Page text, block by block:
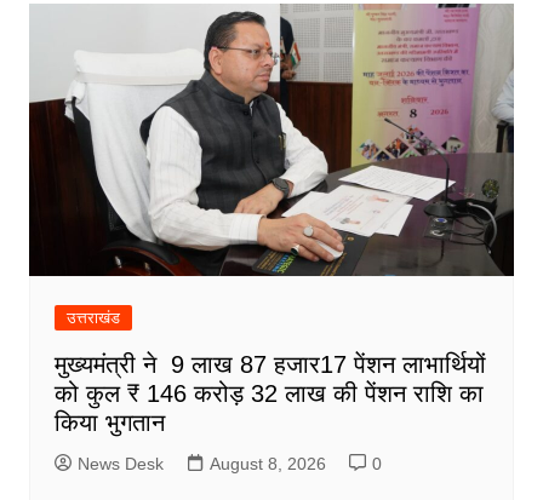
उत्तराखंड
मुख्यमंत्री ने 9 लाख 87 हजार17 पेंशन लाभार्थियों
को कुल ₹ 146 करोड़ 32 लाख की पेंशन राशि का
किया भुगतान
News Desk August 8, 2026 0